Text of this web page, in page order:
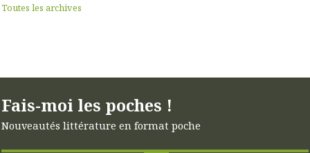
Toutes les archives
Fais-moi les poches !
Nouveautés littérature en format poche